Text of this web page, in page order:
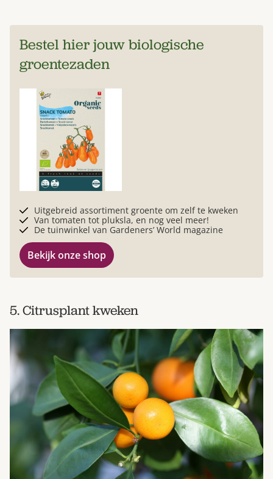
Bestel hier jouw biologische
groentezaden
Uitgebreid assortiment groente om zelf te kweken
Van tomaten tot pluksla, en nog veel meer!
De tuinwinkel van Gardeners’ World magazine
Bekijk onze shop
5. Citrusplant kweken